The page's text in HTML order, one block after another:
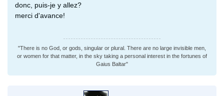
donc, puis-je y allez?
merci d'avance!
"There is no God, or gods, singular or plural. There are no large invisible men,
or women for that matter, in the sky taking a personal interest in the fortunes of
Gaius Baltar"